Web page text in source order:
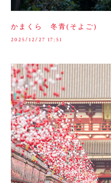
かまくら 冬青(そよご)
2025/12/27 17:51